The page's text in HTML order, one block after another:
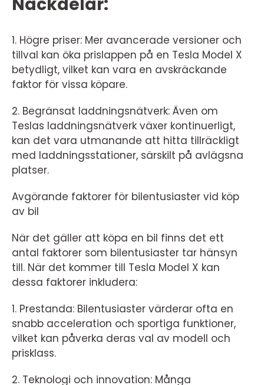
1. Högre priser: Mer avancerade versioner och
tillval kan öka prislappen på en Tesla Model X
betydligt, vilket kan vara en avskräckande
faktor för vissa köpare.
2. Begränsat laddningsnätverk: Även om
Teslas laddningsnätverk växer kontinuerligt,
kan det vara utmanande att hitta tillräckligt
med laddningsstationer, särskilt på avlägsna
platser.
Avgörande faktorer för bilentusiaster vid köp
av bil
När det gäller att köpa en bil finns det ett
antal faktorer som bilentusiaster tar hänsyn
till. När det kommer till Tesla Model X kan
dessa faktorer inkludera:
1. Prestanda: Bilentusiaster värderar ofta en
snabb acceleration och sportiga funktioner,
vilket kan påverka deras val av modell och
prisklass.
2. Teknologi och innovation: Många